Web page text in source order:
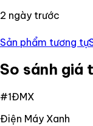
2 ngày trước
Sản phẩm tương tự
So sánh giá
#1ĐMX
Điện Máy Xanh